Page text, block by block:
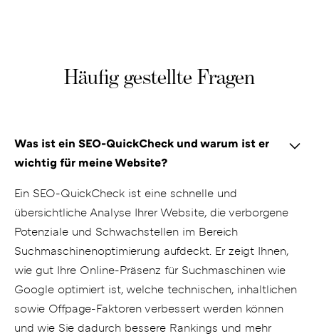
Häufig gestellte Fragen
Was ist ein SEO-QuickCheck und warum ist er
wichtig für meine Website?
Ein SEO-QuickCheck ist eine schnelle und
übersichtliche Analyse Ihrer Website, die verborgene
Potenziale und Schwachstellen im Bereich
Suchmaschinenoptimierung aufdeckt. Er zeigt Ihnen,
wie gut Ihre Online-Präsenz für Suchmaschinen wie
Google optimiert ist, welche technischen, inhaltlichen
sowie Offpage-Faktoren verbessert werden können
und wie Sie dadurch bessere Rankings und mehr